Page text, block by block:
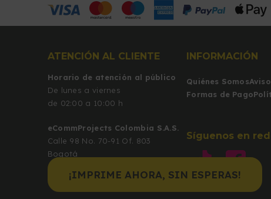
¡IMPRIME AHORA, SIN ESPERAS!
ATENCIÓN AL CLIENTE
Horario de atención al público
De lunes a viernes
de 02:00 a 10:00 h
eCommProjects Colombia S.A.S.
Calle 98 No. 70-91 Of. 803
Bogotá
(Colombia)
INFORMACIÓN
Quiénes Somos
Formas de Pago
Síguenos en